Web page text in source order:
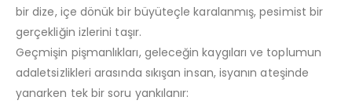
bir dize, içe dönük bir büyüteçle karalanmış, pesimist bir
gerçekliğin izlerini taşır.
Geçmişin pişmanlıkları, geleceğin kaygıları ve toplumun
adaletsizlikleri arasında sıkışan insan, isyanın ateşinde
yanarken tek bir soru yankılanır: